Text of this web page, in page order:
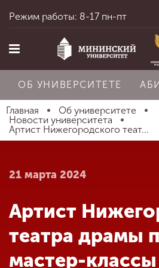
Главная
Абитуриенту
Режим работы: 8-17 пн-пт
ОБ УНИВЕРСИТЕТЕ
Главная
Об университете
Новости университета
Артист Нижегородского теат...
21 марта 2024
Артист
театра драмы
мастер-